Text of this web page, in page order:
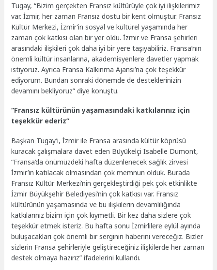
Tugay, “Bizim gerçekten Fransız kültürüyle çok iyi ilişkilerimiz
var. İzmir, her zaman Fransız dostu bir kent olmuştur. Fransız
Kültür Merkezi, İzmir’in sosyal ve kültürel yaşamında her
zaman çok katkısı olan bir yer oldu. İzmir ve Fransa şehirleri
arasındaki ilişkileri çok daha iyi bir yere taşıyabiliriz. Fransa’nın
önemli kültür insanlarına, akademisyenlere davetler yapmak
istiyoruz. Ayrıca Fransa Kalkınma Ajansı’na çok teşekkür
ediyorum. Bundan sonraki dönemde de desteklerinizin
devamını bekliyoruz” diye konuştu.
“Fransız kültürünün yaşamasındaki katkılarınız için
teşekkür ederiz”
Başkan Tugay’ı, İzmir ile Fransa arasında kültür köprüsü
kuracak çalışmalara davet eden Büyükelçi Isabelle Dumont,
“Fransa’da önümüzdeki hafta düzenlenecek sağlık zirvesi
İzmir’in katılacak olmasından çok memnun olduk. Burada
Fransız Kültür Merkezi’nin gerçekleştirdiği pek çok etkinlikte
İzmir Büyükşehir Belediyesi’nin çok katkısı var. Fransız
kültürünün yaşamasında ve bu ilişkilerin devamlılığında
katkılarınız bizim için çok kıymetli. Bir kez daha sizlere çok
teşekkür etmek isteriz. Bu hafta sonu İzmirlilere eylül ayında
buluşacakları çok önemli bir serginin haberini vereceğiz. Bizler
sizlerin Fransa şehirleriyle geliştireceğiniz ilişkilerde her zaman
destek olmaya hazırız” ifadelerini kullandı.